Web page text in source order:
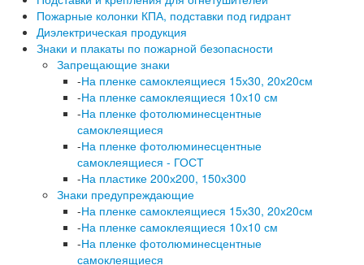
Пожарные колонки КПА, подставки под гидрант
Диэлектрическая продукция
Знаки и плакаты по пожарной безопасности
Запрещающие знаки
-На пленке самоклеящиеся 15х30, 20х20см
-На пленке самоклеящиеся 10х10 см
-На пленке фотолюминесцентные
самоклеящиеся
-На пленке фотолюминесцентные
самоклеящиеся - ГОСТ
-На пластике 200х200, 150х300
Знаки предупреждающие
-На пленке самоклеящиеся 15х30, 20х20см
-На пленке самоклеящиеся 10х10 см
-На пленке фотолюминесцентные
самоклеящиеся